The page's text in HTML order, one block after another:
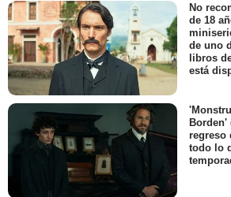
No
de 18
de uno
libros
está
Borden'
regreso
todo lo